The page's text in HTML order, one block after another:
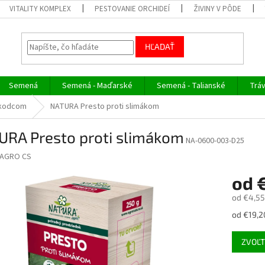
VITALITY KOMPLEX PESTOVANIE ORCHIDEÍ ŽIVINY V PÔDE
HĽADAŤ
Semená Semená - Maďarské Semená - Talianské
NATURA Presto proti slimákom
Presto proti slimákom NA-0600-003-D25
AGRO CS
od
od €4,55
od